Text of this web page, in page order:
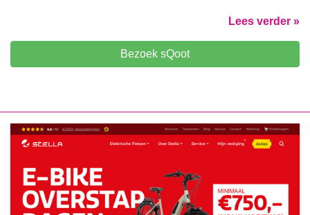
Lees verder »
Bezoek sQoot